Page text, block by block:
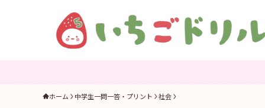
ホーム 中学生一問一答・プリント 社会